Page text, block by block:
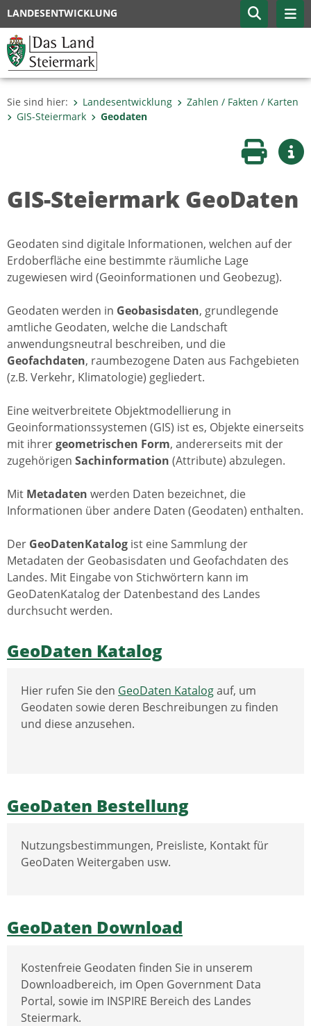
LANDESENTWICKLUNG
Sie sind hier: Landesentwicklung
Zahlen / Fakten / Karten
GIS-Steiermark
Geodaten
Seite
GIS-Steiermark GeoDaten
Geodaten sind digitale Informationen, welchen auf der
Erdoberfläche eine bestimmte räumliche Lage
zugewiesen wird (Geoinformationen und Geobezug).
Geodaten werden in Geobasisdaten, grundlegende
amtliche Geodaten, welche die Landschaft
anwendungsneutral beschreiben, und die
Geofachdaten, raumbezogene Daten aus Fachgebieten
(z.B. Verkehr, Klimatologie) gegliedert.
Eine weitverbreitete Objektmodellierung in
Geoinformationssystemen (GIS) ist es, Objekte einerseits
mit ihrergeometrischen Form, andererseits mit der
zugehörigen Sachinformation (Attribute) abzulegen.
Mit Metadaten werden Daten bezeichnet, die
Informationen über andere Daten (Geodaten) enthalten.
Der GeoDatenKatalog ist eine Sammlung der
Metadaten der Geobasisdaten und Geofachdaten des
Landes. Mit Eingabe von Stichwörtern kann im
GeoDatenKatalog der Datenbestand des Landes
durchsucht werden.
GeoDaten Katalog
Hier rufen Sie den GeoDaten Katalogauf, um
Geodaten sowie deren Beschreibungen zu finden
und diese anzusehen.
GeoDaten Bestellung
Nutzungsbestimmungen, Preisliste, Kontakt für
GeoDaten Weitergaben usw.
GeoDaten Download
Kostenfreie Geodaten finden Sie in unserem
Downloadbereich, im Open Government Data
Portal, sowie im INSPIRE Bereich des Landes
Steiermark.